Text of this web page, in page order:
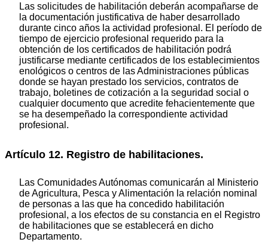
Las solicitudes de habilitación deberán acompañarse de
la documentación justificativa de haber desarrollado
durante cinco años la actividad profesional. El período de
tiempo de ejercicio profesional requerido para la
obtención de los certificados de habilitación podrá
justificarse mediante certificados de los establecimientos
enológicos o centros de las Administraciones públicas
donde se hayan prestado los servicios, contratos de
trabajo, boletines de cotización a la seguridad social o
cualquier documento que acredite fehacientemente que
se ha desempeñado la correspondiente actividad
profesional.
Artículo 12. Registro de habilitaciones.
Las Comunidades Autónomas comunicarán al Ministerio
de Agricultura, Pesca y Alimentación la relación nominal
de personas a las que ha concedido habilitación
profesional, a los efectos de su constancia en el Registro
de habilitaciones que se establecerá en dicho
Departamento.